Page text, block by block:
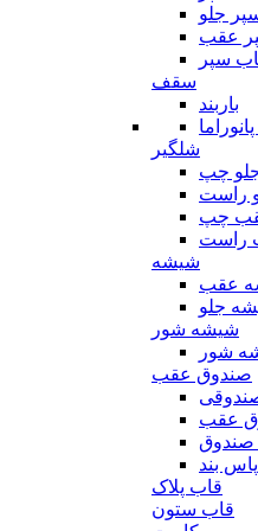
جلو
عقب
سپر
سقف
باربند
شلگیر
چپ
راست
چپ
راست
شیشه
عقب
جلو
شیشه شور
شور
صندوق عقب
عقب
صندوق
بند
قاب پلاک
قاب ستون